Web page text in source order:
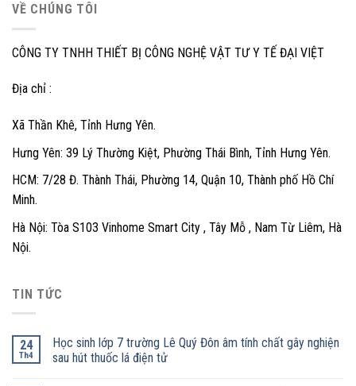
VỀ CHÚNG TÔI
CÔNG TY TNHH THIẾT BỊ CÔNG NGHỆ VẬT TƯ Y TẾ ĐẠI VIỆT
Địa chỉ :
Xã Thần Khê, Tỉnh Hưng Yên.
Hưng Yên: 39 Lý Thường Kiệt, Phường Thái Bình, Tỉnh Hưng Yên.
HCM: 7/28 Đ. Thành Thái, Phường 14, Quận 10, Thành phố Hồ Chí
Minh.
Hà Nội: Tòa S103 Vinhome Smart City , Tây Mỗ , Nam Từ Liêm, Hà
Nội.
TIN TỨC
24
Th4
Học sinh lớp 7 trường Lê Quý Đôn âm tính chất gây nghiện
sau hút thuốc lá điện tử